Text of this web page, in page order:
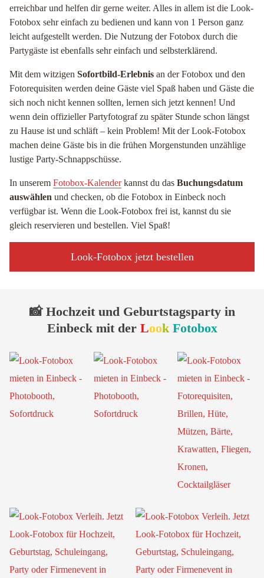
erreichbar und helfen dir gerne weiter. Alles in allem ist die Look-
Fotobox sehr einfach zu bedienen und kann von 1 Person ganz
leicht aufgestellt werden. Die Nutzung der Fotobox durch die
Partygäste ist ebenfalls sehr einfach und selbsterklärend.
Mit dem witzigen Sofortbild-Erlebnis an der Fotobox und den
Fotorequisiten werden deine Gäste viel Spaß haben und Gäste die
sich noch nicht kennen sollten, lernen sich jetzt kennen! Und
wenn dein offizieller Partyfotograf zu später Stunde schon längst
zu Hause ist und schläft – kein Problem! Mit der Look-Fotobox
machen deine Gäste bis in die frühen Morgenstunden unzählige
lustige Party-Schnappschüsse.
In unserem Fotobox-Kalenderkannst du das Buchungsdatum
auswählen und checken, ob die Fotobox in Einbeck noch
verfügbar ist. Wenn die Look-Fotobox frei ist, kannst du sie
gleich reservieren und bestellen. Viel Spaß!
Look-Fotobox jetzt bestellen
📸 Hochzeit und Geburtstagsparty in
Einbeck mit der Look Fotobox